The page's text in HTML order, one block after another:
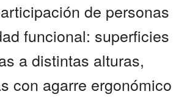
de personas
funcional: superficies
a distintas alturas,
con agarre ergonómico